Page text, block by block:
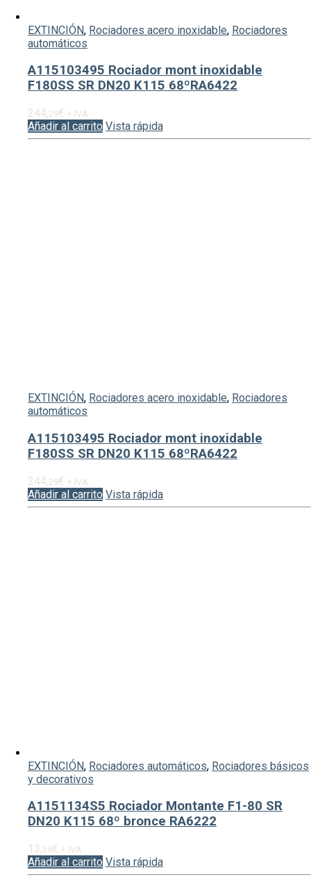
EXTINCIÓN, Rociadores acero inoxidable, Rociadores
automáticos
A115103495 Rociador mont inoxidable
F180SS SR DN20 K115 68ºRA6422
244,29€ + IVA
Añadir al carrito Vista rápida
EXTINCIÓN, Rociadores acero inoxidable, Rociadores
automáticos
A115103495 Rociador mont inoxidable
F180SS SR DN20 K115 68ºRA6422
244,29€ + IVA
Añadir al carrito Vista rápida
EXTINCIÓN, Rociadores automáticos, Rociadores básicos
y decorativos
A1151134S5 Rociador Montante F1-80 SR
DN20 K115 68º bronce RA6222
13,38€ + IVA
Añadir al carrito Vista rápida